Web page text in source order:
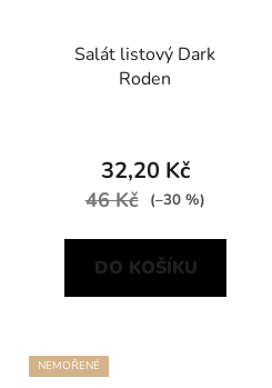
Salát listový Dark
Roden
32,20 Kč
46 Kč (–30 %)
DO KOŠÍKU
NEMOŘENÉ